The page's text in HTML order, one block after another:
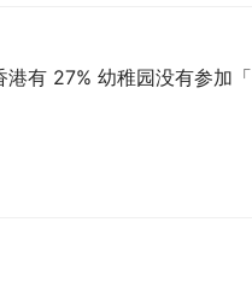
港有 27% 幼稚园没有参加「